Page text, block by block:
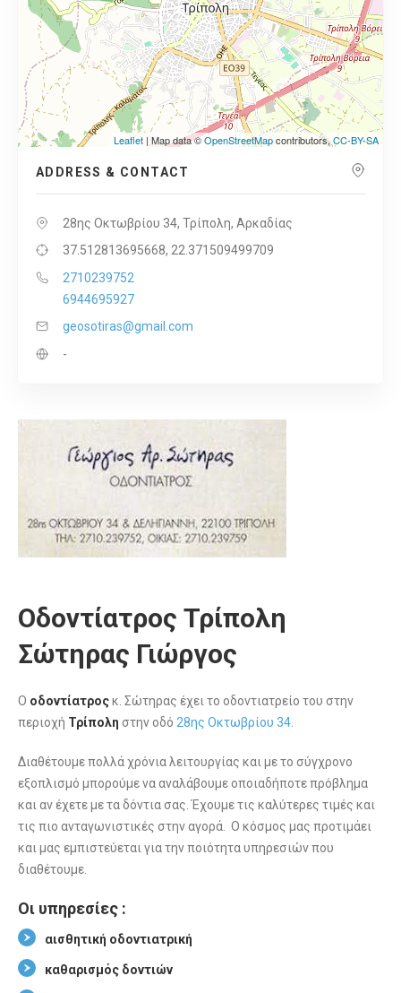
Leaflet | Map data ©OpenStreetMapcontributors,CC-BY-SA
ADDRESS & CONTACT
28ης Οκτωβρίου 34, Τρίπολη, Αρκαδίας
37.512813695668, 22.371509499709
2710239752
6944695927
geosotiras@gmail.com
-
Οδοντίατρος Τρίπολη
Σώτηρας Γιώργος
Ο οδοντίατροςκ. Σώτηρας έχει το οδοντιατρείο του στην
περιοχή Τρίπολη στην οδό 28ης Οκτωβρίου 34.
Διαθέτουμε πολλά χρόνια λειτουργίας και με το σύγχρονο
εξοπλισμό μπορούμε να αναλάβουμε οποιαδήποτε πρόβλημα
και αν έχετε με τα δόντια σας. Έχουμε τις καλύτερες τιμές και
τις πιο ανταγωνιστικές στην αγορά. Ο κόσμος μας προτιμάει
και μας εμπιστεύεται για την ποιότητα υπηρεσιών που
διαθέτουμε.
Οι υπηρεσίες :
αισθητική οδοντιατρική
καθαρισμός δοντιών